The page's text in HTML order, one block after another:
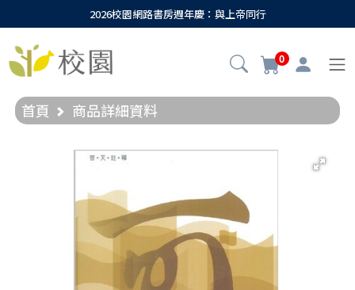
2026校園網路書房週年慶：與上帝同行
0
首頁 商品詳細資料